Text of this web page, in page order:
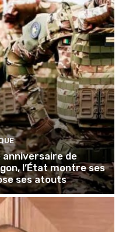
anniversaire de
l’État montre ses
ses atouts